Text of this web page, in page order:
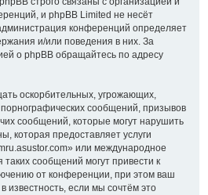
и phpBB Limited не несёт
конференций определяет
и/или поведения в них. За
о phpBB обращайтесь по адресу
оскорбительных, угрожающих,
сообщений, призывов
сообщений, которые могут нарушить
которая предоставляет услуги
или международное
сообщений могут привести к
от конференции, при этом ваш
известность, если мы сочтём это